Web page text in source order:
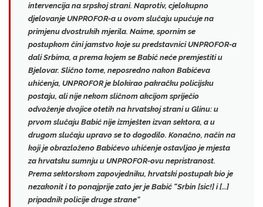
intervencija na srpskoj strani. Naprotiv, cjelokupno
djelovanje UNPROFOR-a u ovom slučaju upućuje na
primjenu dvostrukih mjerila. Naime, spornim se
postupkom čini jamstvo koje su predstavnici UNPROFOR-a
dali Srbima, a prema kojem se Babić neće premjestiti u
Bjelovar. Slično tome, neposredno nakon Babićeva
uhićenja, UNPROFOR je blokirao pakračku policijsku
postaju, ali nije nekom sličnom akcijom spriječio
odvoženje dvojice otetih na hrvatskoj strani u Glinu: u
prvom slučaju Babić nije izmješten izvan sektora, a u
drugom slučaju upravo se to dogodilo. Konačno, način na
koji je obrazloženo Babićevo uhićenje ostavljao je mjesta
za hrvatsku sumnju u UNPROFOR-ovu nepristranost.
Prema sektorskom zapovjedniku, hrvatski postupak bio je
nezakonit i to ponajprije zato jer je Babić “Srbin [sic!] i […]
pripadnik policije druge strane”